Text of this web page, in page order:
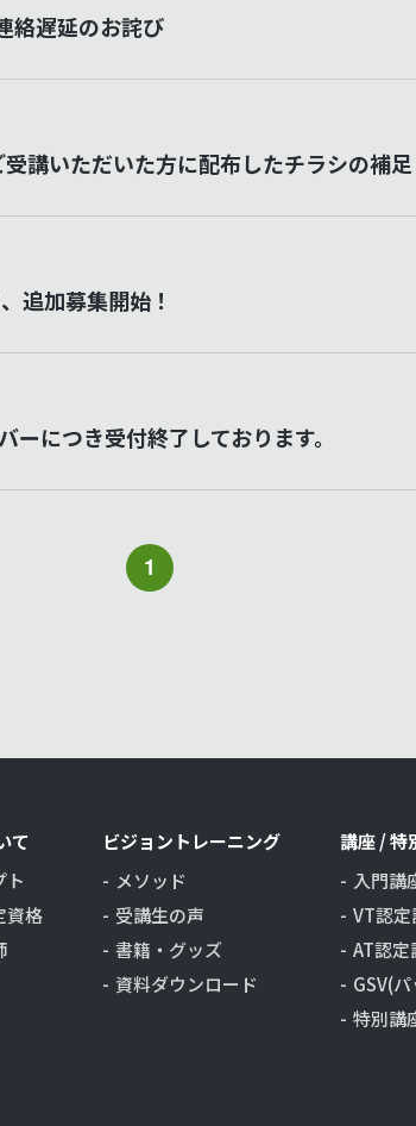
絡遅延のお詫び
講いただいた方に配布したチラシの補足
追加募集開始！
につき受付終了しております。
1
て
ト
資格
ビジョントレーニング
メソッド
受講生の声
書籍・グッズ
資料ダウンロード
講座 / 特
入門講
VT認
AT認定
GSV(
特別講